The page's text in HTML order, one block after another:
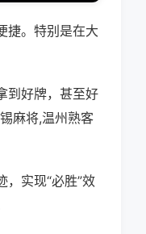
捷。特别是在大
到好牌，甚至好
麻将,温州熟客
实现“必胜”效